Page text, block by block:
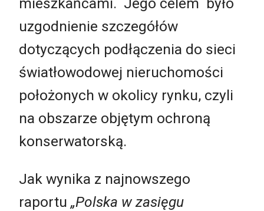
mieszkańcami. Jego celem było
uzgodnienie szczegółów
dotyczących podłączenia do sieci
światłowodowej nieruchomości
położonych w okolicy rynku, czyli
na obszarze objętym ochroną
konserwatorską.
Jak wynika z najnowszego
raportu „Polska w zasięgu